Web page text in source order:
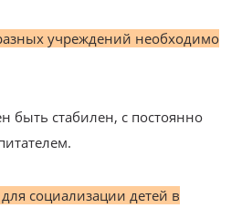
учреждений необходимо
быть стабилен, с постоянно
социализации детей в